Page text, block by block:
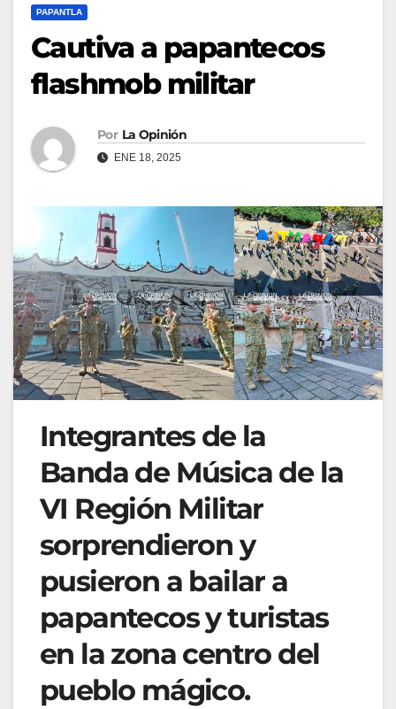
PAPANTLA
Cautiva a papantecos
flashmob militar
Por La Opinión
ENE 18, 2025
Integrantes de la
Banda de Música de la
VI Región Militar
sorprendieron y
pusieron a bailar a
papantecos y turistas
en la zona centro del
pueblo mágico.